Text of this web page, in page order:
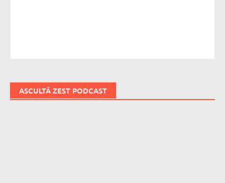
ASCULTĂ ZEST PODCAST